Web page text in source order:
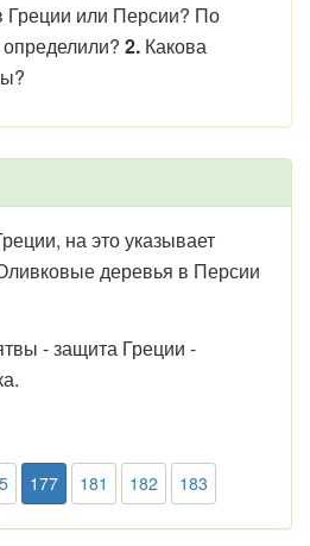
Греции или Персии? По
2. Какова
на это указывает
деревья в Персии
- защита Греции -
177 181 182 183